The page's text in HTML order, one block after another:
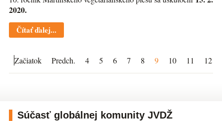
2020.
Čítať ďalej...
Začiatok Predch. 4 5 6 7 8 9 10 11 12
Súčasť globálnej komunity JVDŽ